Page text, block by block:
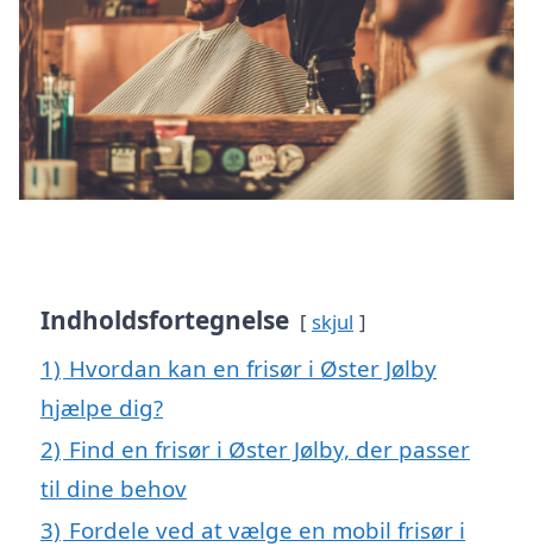
Indholdsfortegnelse skjul
1) Hvordan kan en frisør i Øster Jølby
hjælpe dig?
2) Find en frisør i Øster Jølby, der passer
til dine behov
3) Fordele ved at vælge en mobil frisør i